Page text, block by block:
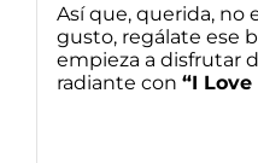
Así que, querida, no
gusto, regálate ese
empieza a disfrutar
radiante con “I Love